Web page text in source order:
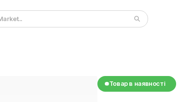
Товар в наявності